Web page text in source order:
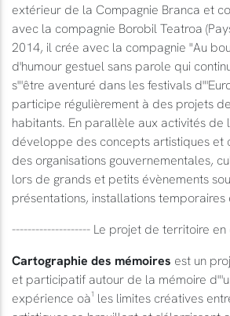
extérieur de la Compagnie Branca et
avec la compagnie Borobil Teatroa
2014, il crée avec la compagnie "Au
d'humour gestuel sans parole qui
s"'être aventuré dans les festivals
participe régulièrement à des projets
habitants. En parallèle aux activités de
développe des concepts artistiques et
des organisations gouvernementales,
lors de grands et petits évènements
présentations, installations
-------------------- Le projet de territoire en
Cartographie des mémoires est un
et participatif autour de la mémoire
expérience oà¹ les limites créatives